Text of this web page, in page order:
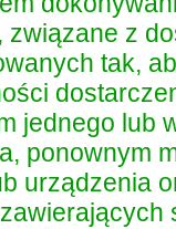
związane z
tak,
jednego lub
ponownym
urządzenia